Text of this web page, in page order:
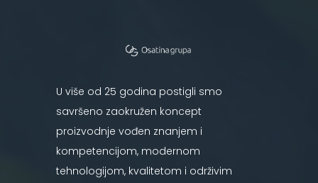
U više od 25 godina postigli smo
savršeno zaokružen koncept
proizvodnje vođen znanjem i
kompetencijom, modernom
tehnologijom, kvalitetom i održivim